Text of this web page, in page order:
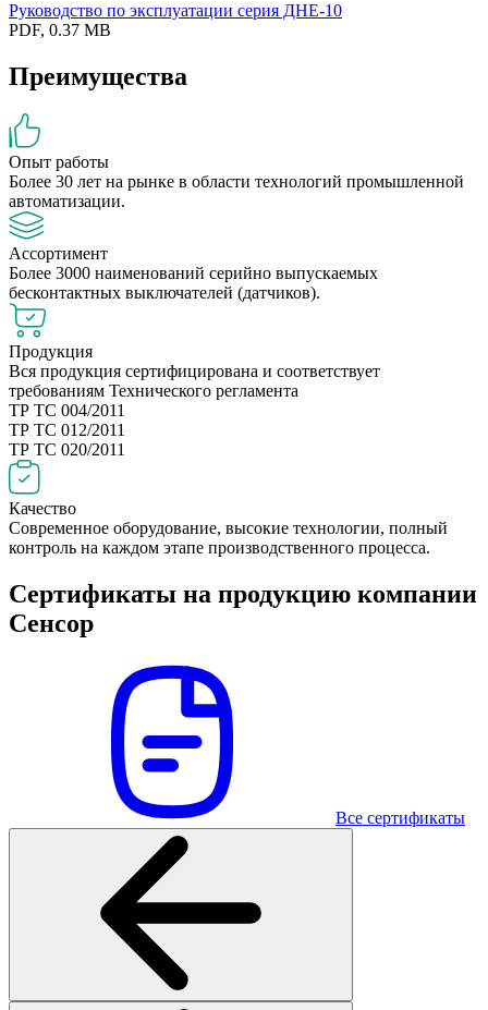
Руководство по эксплуатации серия ДНЕ-10
PDF, 0.37 MB
Преимущества
Опыт работы
Более 30 лет на рынке в области технологий промышленной
автоматизации.
Ассортимент
Более 3000 наименований серийно выпускаемых
бесконтактных выключателей (датчиков).
Продукция
Вся продукция сертифицирована и соответствует
требованиям Технического регламента
ТР ТС 004/2011
ТР ТС 012/2011
ТР ТС 020/2011
Качество
Современное оборудование, высокие технологии, полный
контроль на каждом этапе производственного процесса.
Сертификаты на продукцию компании
Сенсор
Все сертификаты